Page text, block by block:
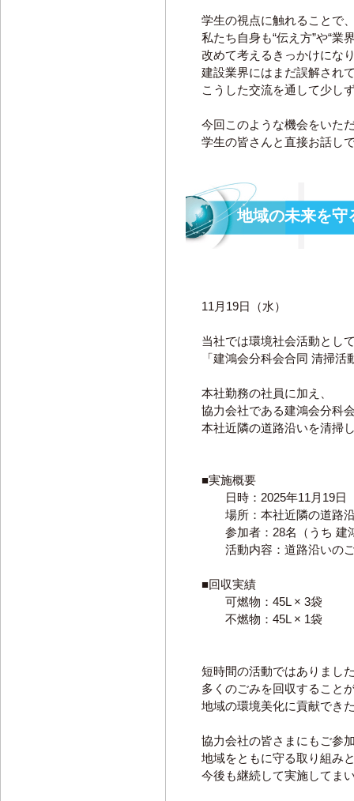
学生の視点に触れることで
私たち自身も“伝え方”や“業
改めて考えるきっかけにな
建設業界にはまだ誤解され
こうした交流を通して少し
今回このような機会をいた
学生の皆さんと直接お話し
地域の未来を守
11月19日（水）
当社では環境社会活動とし
「建鴻会分科会合同 清掃
本社勤務の社員に加え、
協力会社である建鴻会分科
本社近隣の道路沿いを清掃
■実施概要
日時：2025年11月19日
場所：本社近隣の道路
参加者：28名（うち 建
活動内容：道路沿いのご
■回収実績
可燃物：45L × 3袋
不燃物：45L × 1袋
短時間の活動ではありまし
多くのごみを回収すること
地域の環境美化に貢献でき
協力会社の皆さまにもご参
地域をともに守る取り組み
今後も継続して実施してま